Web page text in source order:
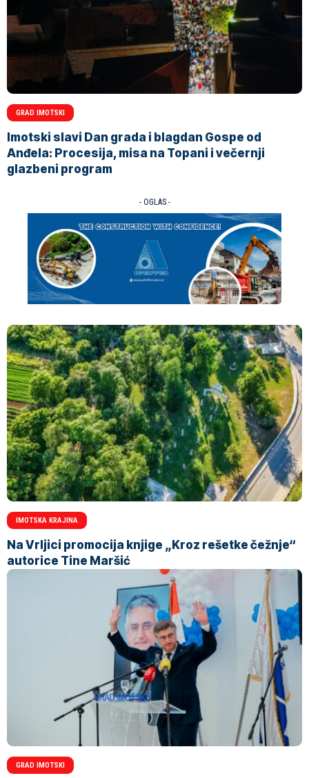
GRAD IMOTSKI
Imotski slavi Dan grada i blagdan Gospe od
Anđela: Procesija, misa na Topani i večernji
glazbeni program
- OGLAS -
IMOTSKA KRAJINA
Na Vrljici promocija knjige „Kroz rešetke čežnje“
autorice Tine Maršić
GRAD IMOTSKI